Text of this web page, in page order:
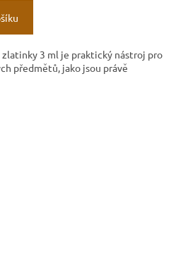
3 ml je praktický nástroj pro
předmětů, jako jsou právě